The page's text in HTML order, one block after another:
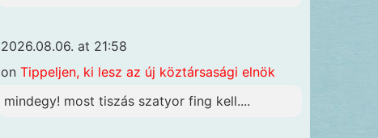
2026.08.06. at 21:58
on Tippeljen, ki lesz az új köztársasági elnök
mindegy! most tiszás szatyor fing kell....